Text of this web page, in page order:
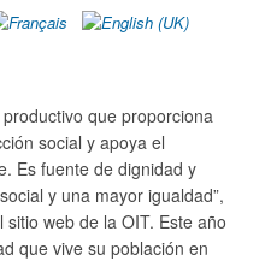
que proporciona
social y apoya el
Es fuente de dignidad y
y una mayor igualdad”,
web de la OIT. Este año
que vive su población en